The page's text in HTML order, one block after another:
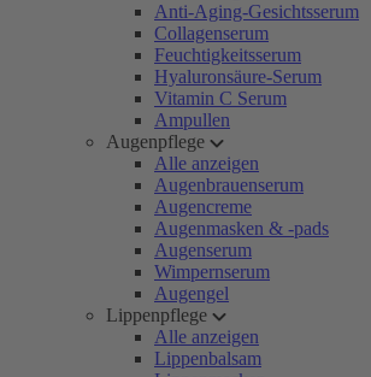
Anti-Aging-Gesichtsserum
Collagenserum
Feuchtigkeitsserum
Hyaluronsäure-Serum
Vitamin C Serum
Ampullen
Augenpflege
Alle anzeigen
Augenbrauenserum
Augencreme
Augenmasken & -pads
Augenserum
Wimpernserum
Augengel
Lippenpflege
Alle anzeigen
Lippenbalsam